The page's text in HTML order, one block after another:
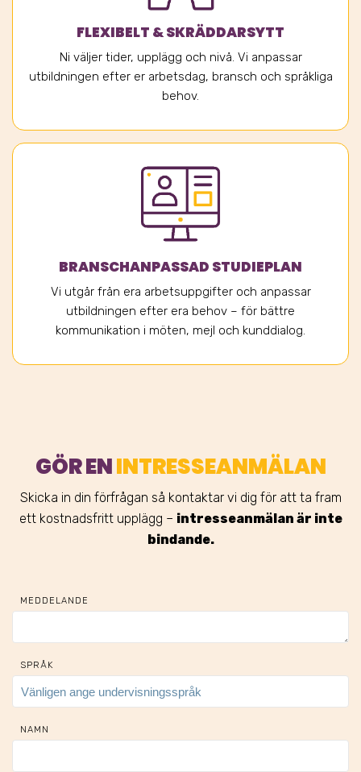
FLEXIBELT & SKRÄDDARSYTT
Ni väljer tider, upplägg och nivå. Vi anpassar
utbildningen efter er arbetsdag, bransch och språkliga
behov.
BRANSCHANPASSAD STUDIEPLAN
Vi utgår från era arbetsuppgifter och anpassar
utbildningen efter era behov – för bättre
kommunikation i möten, mejl och kunddialog.
GÖR ENINTRESSEANMÄLAN
Skicka in din förfrågan så kontaktar vi dig för att ta fram
ett kostnadsfritt upplägg – intresseanmälan är inte
bindande.
MEDDELANDE
SPRÅK
NAMN